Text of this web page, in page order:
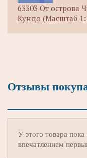
63303 От острова
Кундо (Масштаб
Отзывы
У этого товара
впечатлением